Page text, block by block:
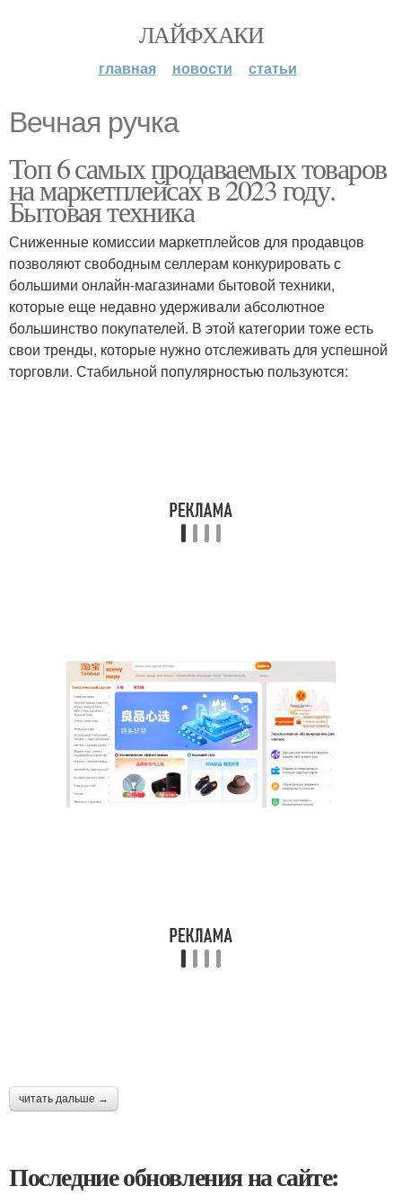
ЛАЙФХАКИ
главная новости статьи
Вечная ручка
Топ 6 самых продаваемых товаров
на маркетплейсах в 2023 году.
Бытовая техника
Сниженные комиссии маркетплейсов для продавцов
позволяют свободным селлерам конкурировать с
большими онлайн-магазинами бытовой техники,
которые еще недавно удерживали абсолютное
большинство покупателей. В этой категории тоже есть
свои тренды, которые нужно отслеживать для успешной
торговли. Стабильной популярностью пользуются:
читать дальше →
Последние обновления на сайте: